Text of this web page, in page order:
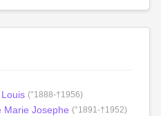
(°1888-†1956)
Marie Josephe (°1891-†1952)